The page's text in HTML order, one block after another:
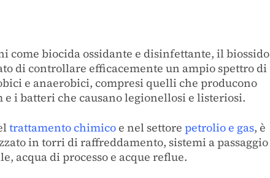
come biocida ossidante e disinfettante, il biossido
di controllare efficacemente un ampio spettro di
e anaerobici, compresi quelli che producono
e i batteri che causano legionellosi e listeriosi.
trattamento chimico e nel settore petrolio e gas, è
in torri di raffreddamento, sistemi a passaggio
acqua di processo e acque reflue.